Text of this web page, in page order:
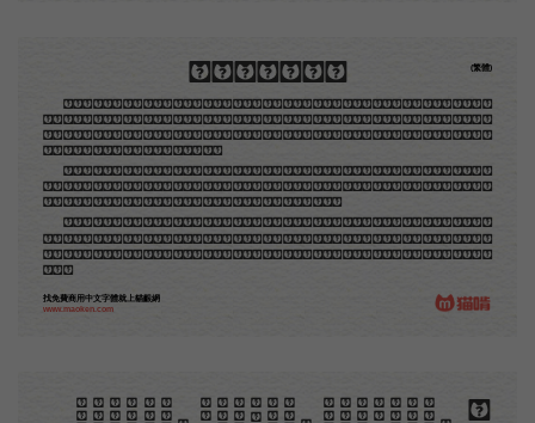
木刻創作法·序
地不問東西，凡木刻的圖版，向來是畫管畫，刻管刻，印管印的。中國用得最早，而照例也久經衰
退；清光緒中，英人傅蘭雅氏編印《格致彙編》，插圖就已非中國刻工所能刻，精細的必需由英國運了
圖版來。那就是所謂「木口木刻」，也即「複製木刻」，和用在編給印度人讀的英文書，後來也就移給
中國人讀的英文書上的插畫，是同類的。
那時我還是一個兒童，見了這些圖，便震驚於它的精工活潑，當作寶貝看。到近幾年，才知道西洋
還有一種由畫家一手造成的版畫，也就是原畫，倘用木版，便叫作「創作木刻」，是藝術家直接的創作
品，毫不假手於刻者和印者的。現在我們所要紹介的，便是這一種。
但是至今沒有一本講說木刻的書，這才是第一本。雖然稍簡略，卻已經給了讀者一個大意。由此發
展下去，路是廣大得很。題材會豐富起來的，技藝也會精煉起來的，採取新法，加以中國舊日之所長，
還有開出一條新的路徑來的希望。那時作者各將自己的本領和心得，貢獻出來，中國的木刻界就會發生
光焰。
(繁體)
找免費商用中文字體就上貓齦網
www.maoken.com
。